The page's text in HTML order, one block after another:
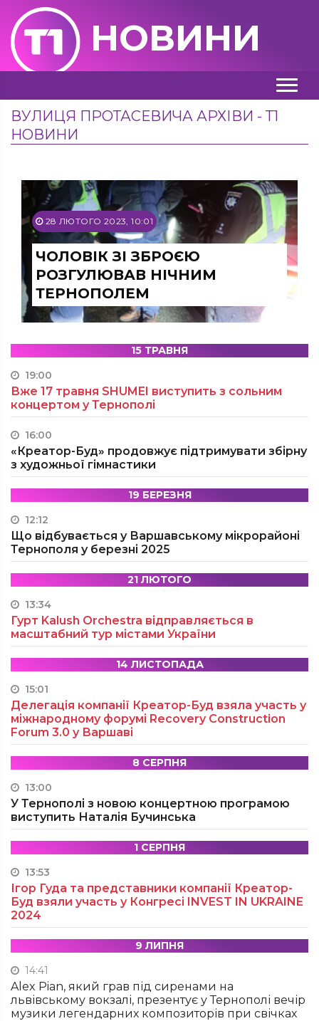
НОВИНИ
ВУЛИЦЯ ПРОТАСЕВИЧА АРХІВИ - Т1
НОВИНИ
28 ЛЮТОГО 2023, 10:01
ЧОЛОВІК ЗІ ЗБРОЄЮ
РОЗГУЛЮВАВ НІЧНИМ
ТЕРНОПОЛЕМ
15 ТРАВНЯ
19:00
Вже 17 травня SHUMEI виступить з сольним
концертом у Тернополі
16:00
«Креатор-Буд» продовжує підтримувати збірну
з художньої гімнастики
19 БЕРЕЗНЯ
12:12
Що відбувається у Варшавському мікрорайоні
Тернополя у березні 2025
21 ЛЮТОГО
13:34
Гурт Kalush Orchestra відправляється в
масштабний тур містами України
14 ЛИСТОПАДА
15:01
Делегація компанії Креатор-Буд взяла участь у
міжнародному форумі Recovery Construction
Forum 3.0 у Варшаві
8 СЕРПНЯ
13:00
У Тернополі з новою концертною програмою
виступить Наталія Бучинська
1 СЕРПНЯ
13:53
Ігор Гуда та представники компанії Креатор-
Буд взяли участь у Конгресі INVEST IN UKRAINE
2024
9 ЛИПНЯ
14:41
Alex Pian, який грав під сиренами на
львівському вокзалі, презентує у Тернополі вечір
музики легендарних композиторів при свічках